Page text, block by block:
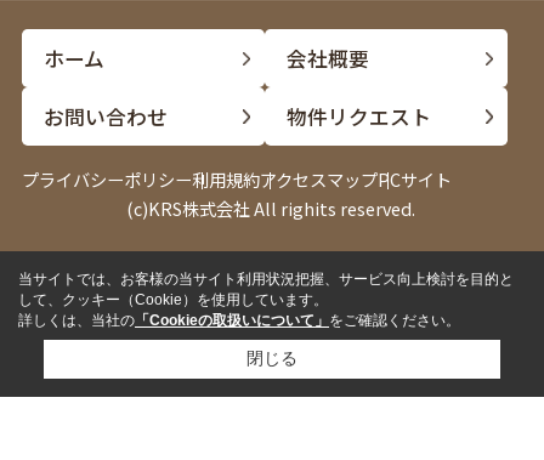
ホーム
会社概要
お問い合わせ
物件リクエスト
プライバシーポリシー利用規約アクセスマップPCサイト
(c)KRS株式会社 All righits reserved.
電話 LINE
来店予約 ✓来店して相談したい
✓内見したい物件がある
当サイトでは、お客様の当サイト利用状況把握、サービス向上検討を目的と
して、クッキー（Cookie）を使用しています。
詳しくは、当社の 「Cookieの取扱いについて」 をご確認ください。
閉じる